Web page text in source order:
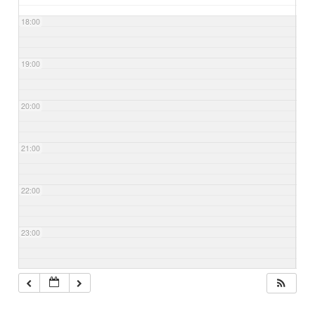
18:00
19:00
20:00
21:00
22:00
23:00